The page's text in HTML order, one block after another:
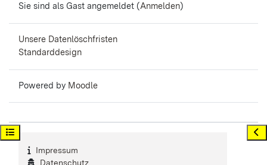
Kursindex öffnen
Sie sind als Gast angemeldet (Anmelden)
Unsere Datenlöschfristen
Standarddesign
Powered by Moodle
Impressum
Datenschutz